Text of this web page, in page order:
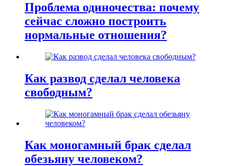
Проблема одиночества: почему
сейчас сложно построить
нормальные отношения?
Как развод сделал человека
свободным?
Как моногамный брак сделал
обезьяну человеком?